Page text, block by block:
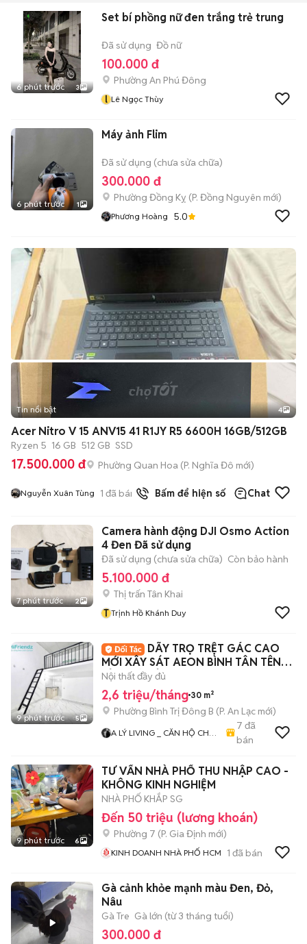
6 phút trước 3
Set bí phồng nữ đen trắng trẻ trung
Đã sử dụng Đồ nữ
100.000 đ
Phường An Phú Đông
l Lê Ngọc Thùy
6 phút trước 1
Máy ảnh Flim
Đã sử dụng (chưa sửa chữa)
300.000 đ
Phường Đồng Kỵ (P. Đồng Nguyên mới)
Phương Hoàng 5.0
Tin nổi bật 4
Acer Nitro V 15 ANV15 41 R1JY R5 6600H 16GB/512GB
Ryzen 5 16 GB 512 GB SSD
17.500.000 đ Phường Quan Hoa (P. Nghĩa Đô mới)
Nguyễn Xuân Tùng 1 đã bán Bấm để hiện số Chat
7 phút trước 2
Camera hành động DJI Osmo Action
4 Đen Đã sử dụng
Đã sử dụng (chưa sửa chữa) Còn bảo hành
5.100.000 đ
Thị trấn Tân Khai
T Trịnh Hồ Khánh Duy
9 phút trước 5
DÃY TRỌ TRỆT GÁC CAO
MỚI XÂY SÁT AEON BÌNH TÂN TÊN
LỬA MỚI TỈNH LỘ 10
Nội thất đầy đủ
2,6 triệu/tháng 30 m²
Phường Bình Trị Đông B (P. An Lạc mới)
A LÝ LIVING _ CĂN HỘ CHO
CHUNG CƯ - NHÀ Ở
7 đã
bán
9 phút trước 6
TƯ VẤN NHÀ PHỐ THU NHẬP CAO -
KHÔNG KINH NGHIỆM
NHÀ PHỐ KHẮP SG
Đến 50 triệu (lương khoán)
Phường 7 (P. Gia Định mới)
KINH DOANH NHÀ PHỐ HCM 1 đã bán
Gà cảnh khỏe mạnh màu Đen, Đỏ,
Nâu
Gà Tre Gà lớn (từ 3 tháng tuổi)
300.000 đ